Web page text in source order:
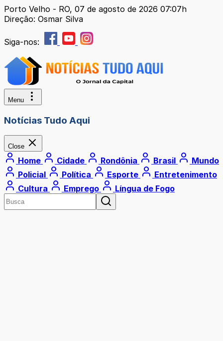
Porto Velho - RO, 07 de agosto de 2026 07:07h
Direção: Osmar Silva
Siga-nos:
Menu
Notícias Tudo Aqui
Close
Home Cidade Rondônia Brasil
Mundo
Policial
Política Esporte
Entretenimento
Cultura
Emprego Língua de Fogo